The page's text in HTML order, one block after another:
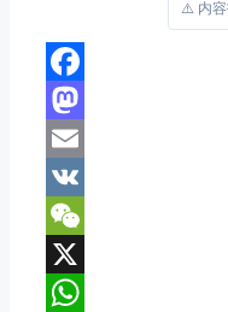
⚠️ 内容
Facebook
Mastodon
Email
VK
WeChat
X